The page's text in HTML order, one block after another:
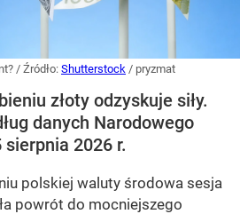
/ Źródło: Shutterstock / pryzmat
złoty odzyskuje siły.
danych Narodowego
2026 r.
polskiej waluty środowa sesja
powrót do mocniejszego